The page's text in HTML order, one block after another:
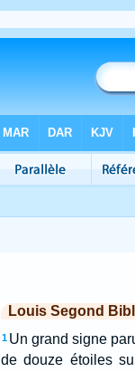
Louis Segond
1 Un grand signe
de douze étoiles